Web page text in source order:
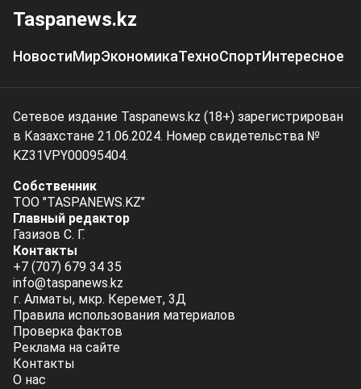
Taspanews.kz
НовостиМирЭкономикаТехноСпортИнтересное
Сетевое издание Taspanews.kz (18+) зарегистрирован
в Казахстане 21.06.2024. Номер свидетельства №
KZ31VPY00095404.
Собственник
ТОО "TASPANEWS.KZ"
Главный редактор
Газизов С. Г.
Контакты
+7 (707) 679 34 35
info@taspanews.kz
г. Алматы, мкр. Керемет, 3Д
Правила использования материалов
Проверка фактов
Реклама на сайте
Контакты
О нас